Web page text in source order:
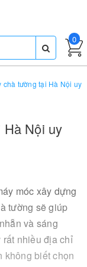
0
tường tại Hà Nội uy
Nội uy
móc xây dựng
tường sẽ giúp
và sáng
rất nhiều địa chỉ
không biết chọn